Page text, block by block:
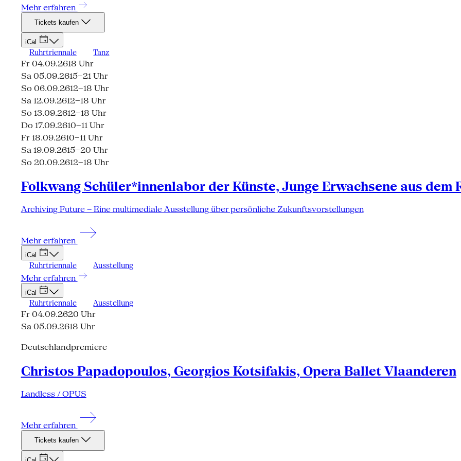
Mehr erfahren
Tickets kaufen
iCal
Ruhrtriennale Tanz
Fr 04.09.2618 Uhr
Sa 05.09.2615–21 Uhr
So 06.09.2612–18 Uhr
Sa 12.09.2612–18 Uhr
So 13.09.2612–18 Uhr
Do 17.09.2610–11 Uhr
Fr 18.09.2610–11 Uhr
Sa 19.09.2615–20 Uhr
So 20.09.2612–18 Uhr
Folkwang Schüler*innenlabor der Künste, Junge Erwachsene aus dem
Archiving Future – Eine multimediale Ausstellung über persönliche Zukunftsvorstellungen
Mehr erfahren
iCal
Ruhrtriennale Ausstellung
Mehr erfahren
iCal
Ruhrtriennale Ausstellung
Fr 04.09.2620 Uhr
Sa 05.09.2618 Uhr
Deutschlandpremiere
Christos Papadopoulos, Georgios Kotsifakis, Opera Ballet Vlaanderen
Landless / OPUS
Mehr erfahren
Tickets kaufen